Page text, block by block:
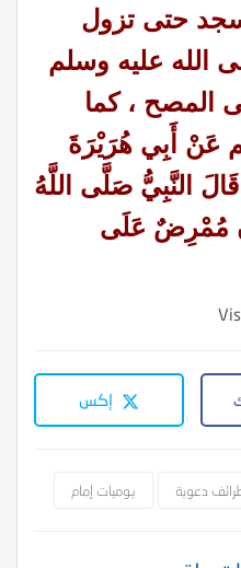
حتى تزول
الله عليه وسلم
المصح ، كما
عَنْ أَبِي هُرَيْرَةَ
النَّبِيُّ صَلَّى اللَّهُ
مُمْرِضٌ عَلَى
إكس
دعوية يوميات إمام